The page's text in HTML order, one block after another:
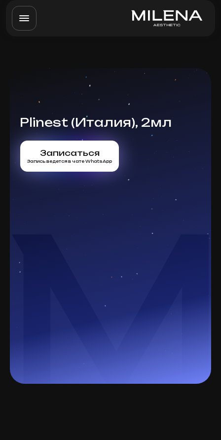
Plinest (Италия), 2мл
Записаться
Запись ведется в чате WhatsApp